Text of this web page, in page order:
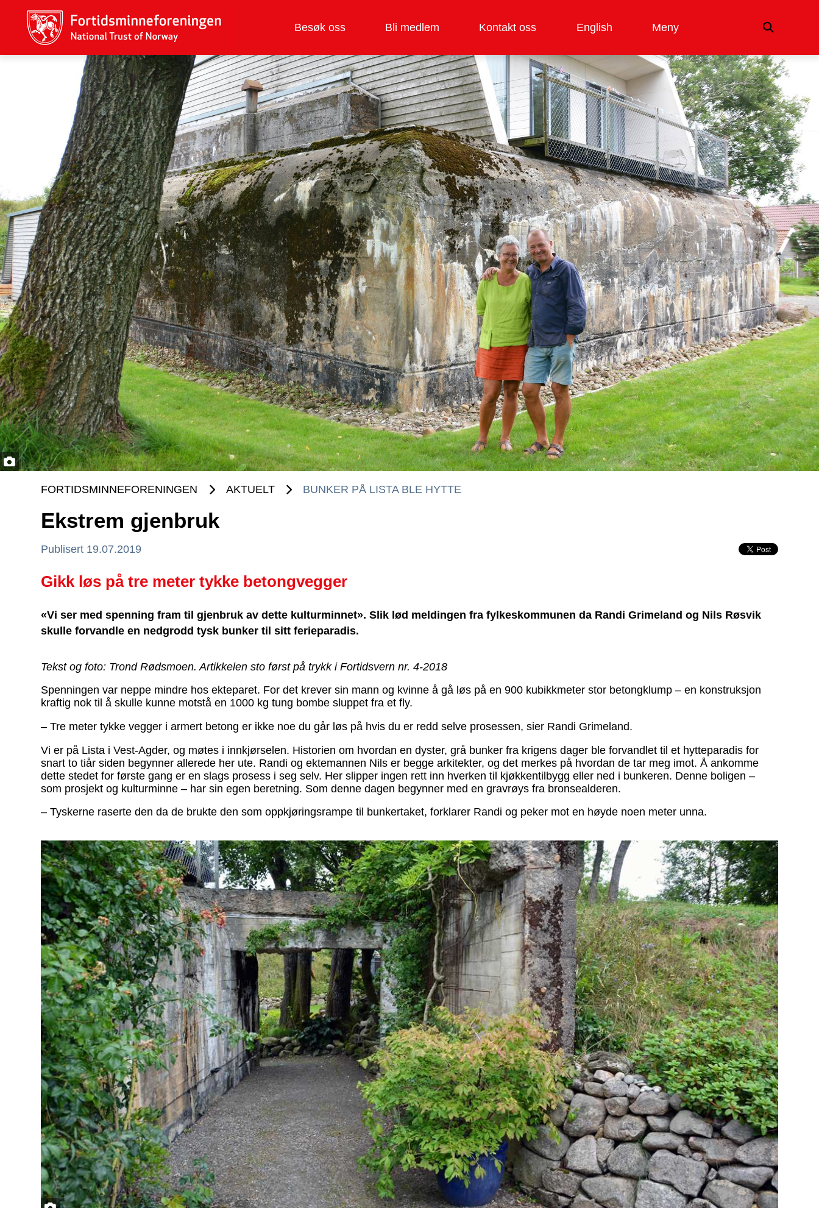
Besøk oss Bli medlem Kontakt oss English Meny
FORTIDSMINNEFORENINGEN AKTUELT BUNKER PÅ LISTA BLE HYTTE
Ekstrem gjenbruk
Publisert 19.07.2019
Gikk løs på tre meter tykke betongvegger
«Vi ser med spenning fram til gjenbruk av dette kulturminnet». Slik lød meldingen fra fylkeskommunen da Randi Grimeland og Nils Røsvik
skulle forvandle en nedgrodd tysk bunker til sitt ferieparadis.
Tekst og foto: Trond Rødsmoen.Artikkelen sto først på trykk i Fortidsvern nr. 4-2018
Spenningen var neppe mindre hos ekteparet. For det krever sin mann og kvinne å gå løs på en 900 kubikkmeter stor betongklump – en konstruksjon
kraftig nok til å skulle kunne motstå en 1000 kg tung bombe sluppet fra et fly.
– Tre meter tykke vegger i armert betong er ikke noe du går løs på hvis du er redd selve prosessen, sier Randi Grimeland.
Vi er på Lista i Vest-Agder, og møtes i innkjørselen. Historien om hvordan en dyster, grå bunker fra krigens dager ble forvandlet til et hytteparadis for
snart to tiår siden begynner allerede her ute. Randi og ektemannen Nils er begge arkitekter, og det merkes på hvordan de tar meg imot. Å ankomme
dette stedet for første gang er en slags prosess i seg selv. Her slipper ingen rett inn hverken til kjøkkentilbygg eller ned i bunkeren. Denne boligen –
som prosjekt og kulturminne – har sin egen beretning. Som denne dagen begynner med en gravrøys fra bronsealderen.
– Tyskerne raserte den da de brukte den som oppkjøringsrampe til bunkertaket, forklarer Randi og peker mot en høyde noen meter unna.